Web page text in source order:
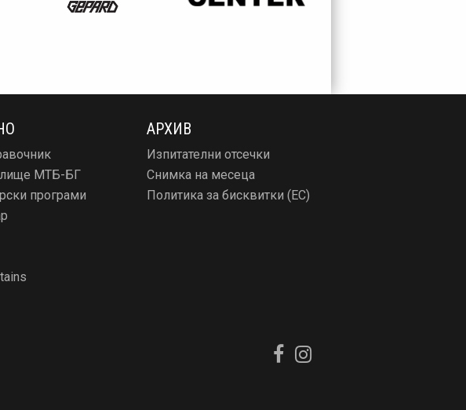
МТБ-БГ
програми
АРХИВ
Изпитателни отсечки
Снимка на месеца
Политика за бисквитки (ЕС)